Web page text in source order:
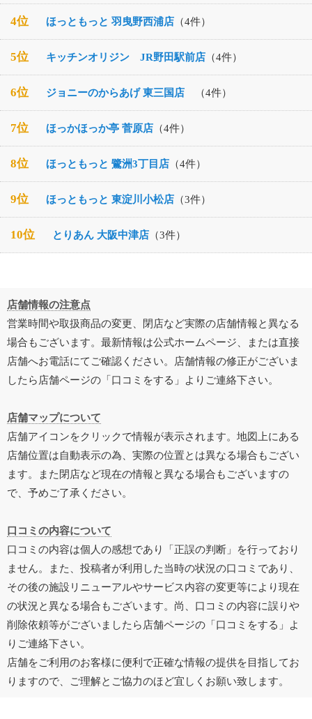
4位 ほっともっと 羽曳野西浦店 （4件）
5位 キッチンオリジン JR野田駅前店 （4件）
6位 ジョニーのからあげ 東三国店 （4件）
7位 ほっかほっか亭 菅原店 （4件）
8位 ほっともっと 鷺洲3丁目店 （4件）
9位 ほっともっと 東淀川小松店 （3件）
10位 とりあん 大阪中津店 （3件）
店舗情報の注意点
営業時間や取扱商品の変更、閉店など実際の店舗情報と異なる
場合もございます。最新情報は公式ホームページ、または直接
店舗へお電話にてご確認ください。店舗情報の修正がございま
したら店舗ページの「口コミをする」よりご連絡下さい。
店舗マップについて
店舗アイコンをクリックで情報が表示されます。地図上にある
店舗位置は自動表示の為、実際の位置とは異なる場合もござい
ます。また閉店など現在の情報と異なる場合もございますの
で、予めご了承ください。
口コミの内容について
口コミの内容は個人の感想であり「正誤の判断」を行っており
ません。また、投稿者が利用した当時の状況の口コミであり、
その後の施設リニューアルやサービス内容の変更等により現在
の状況と異なる場合もございます。尚、口コミの内容に誤りや
削除依頼等がございましたら店舗ページの「口コミをする」よ
りご連絡下さい。
店舗をご利用のお客様に便利で正確な情報の提供を目指してお
りますので、ご理解とご協力のほど宜しくお願い致します。